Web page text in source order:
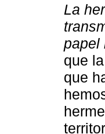
La
papel
que
que